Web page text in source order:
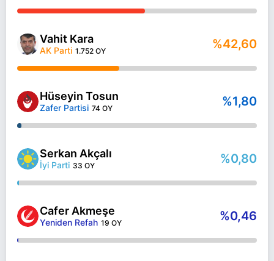
Vahit Kara
AK Parti 1.752 OY %42,60
Hüseyin Tosun
Zafer Partisi 74 OY %1,80
Serkan Akçalı
İyi Parti 33 OY %0,80
Cafer Akmeşe
Yeniden Refah 19 OY %0,46